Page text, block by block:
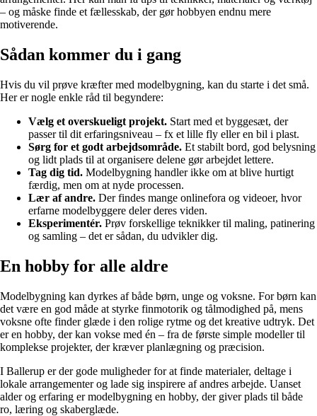
– og måske finde et fællesskab, der gør hobbyen endnu mere
motiverende.
Sådan kommer du i gang
Hvis du vil prøve kræfter med modelbygning, kan du starte i det små.
Her er nogle enkle råd til begyndere:
Vælg et overskueligt projekt. Start med et byggesæt, der
passer til dit erfaringsniveau – fx et lille fly eller en bil i plast.
Sørg for et godt arbejdsområde. Et stabilt bord, god belysning
og lidt plads til at organisere delene gør arbejdet lettere.
Tag dig tid. Modelbygning handler ikke om at blive hurtigt
færdig, men om at nyde processen.
Lær af andre. Der findes mange onlinefora og videoer, hvor
erfarne modelbyggere deler deres viden.
Eksperimentér. Prøv forskellige teknikker til maling, patinering
og samling – det er sådan, du udvikler dig.
En hobby for alle aldre
Modelbygning kan dyrkes af både børn, unge og voksne. For børn kan
det være en god måde at styrke finmotorik og tålmodighed på, mens
voksne ofte finder glæde i den rolige rytme og det kreative udtryk. Det
er en hobby, der kan vokse med én – fra de første simple modeller til
komplekse projekter, der kræver planlægning og præcision.
I Ballerup er der gode muligheder for at finde materialer, deltage i
lokale arrangementer og lade sig inspirere af andres arbejde. Uanset
alder og erfaring er modelbygning en hobby, der giver plads til både
ro, læring og skaberglæde.